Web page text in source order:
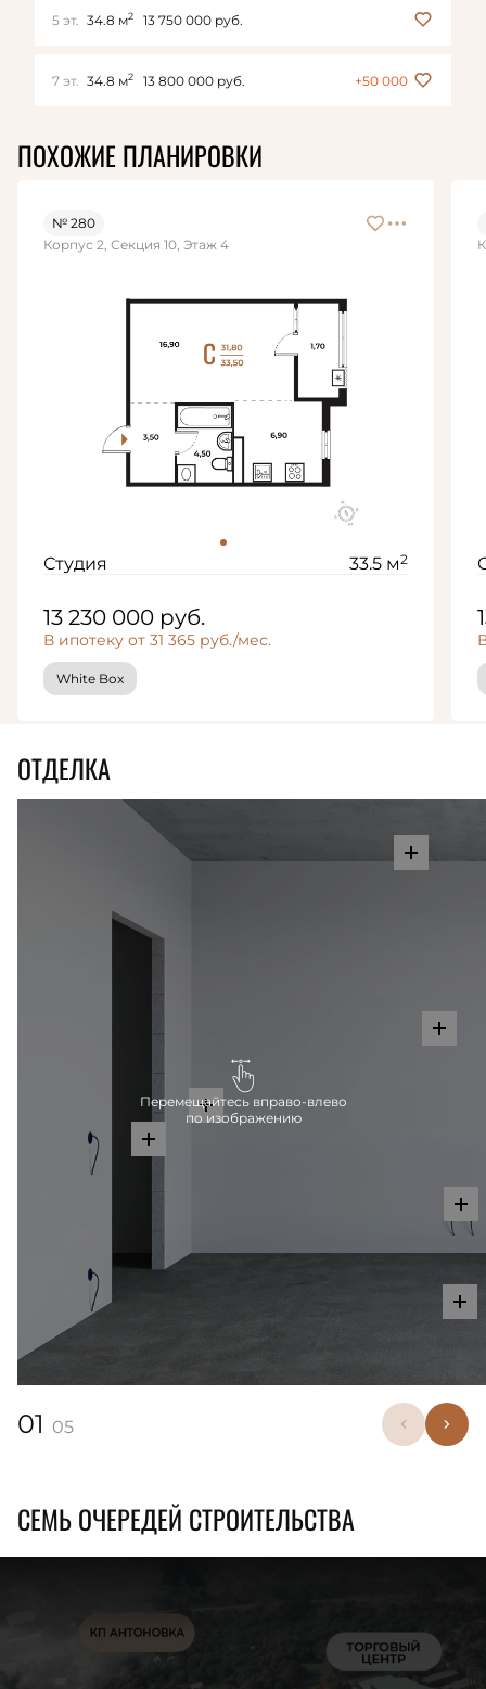
5 эт. 34.8 м2 13 750 000 руб.
7 эт. 34.8 м2 13 800 000 руб. +50 000
ПОХОЖИЕ ПЛАНИРОВКИ
№ 280
Корпус 2, Секция 10, Этаж 4
Студия 33.5 м2
13 230 000 руб.
В ипотеку от 31 365 руб./мес.
White Box
ОТДЕЛКА
Перемещайтесь вправо-влево
по изображению
01 05
СЕМЬ ОЧЕРЕДЕЙ СТРОИТЕЛЬСТВА